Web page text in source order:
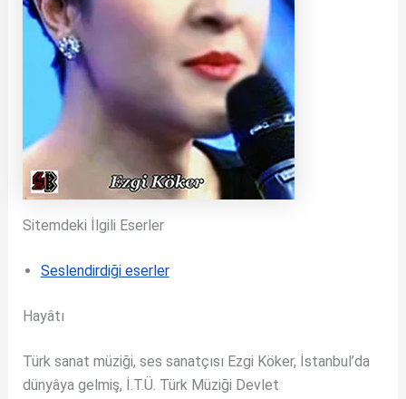
Sitemdeki İlgili Eserler
Seslendirdiği eserler
Hayâtı
Türk sanat müziği, ses sanatçısı Ezgi Köker, İstanbul’da
dünyâya gelmiş, İ.T.Ü. Türk Müziği Devlet